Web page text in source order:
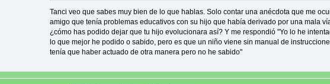
Tanci veo que sabes muy bien de lo que hablas. Solo contar una anécdota que me
amigo que tenía problemas educativos con su hijo que había derivado por una mala
¿cómo has podido dejar que tu hijo evolucionara así? Y me respondió "Yo lo he
lo que mejor he podido o sabido, pero es que un niño viene sin manual de
tenía que haber actuado de otra manera pero no he sabido"